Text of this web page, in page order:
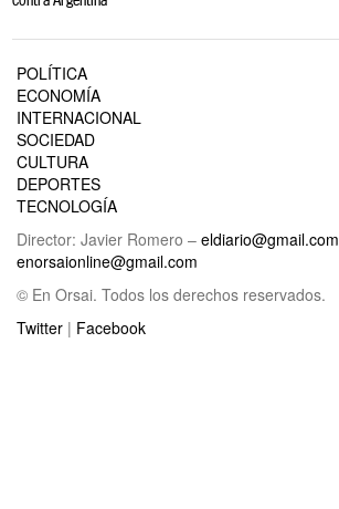
POLÍTICA
ECONOMÍA
INTERNACIONAL
SOCIEDAD
CULTURA
DEPORTES
TECNOLOGÍA
Director: Javier Romero – eldiario@gmail.com
enorsaionline@gmail.com
© En Orsai. Todos los derechos reservados.
Twitter | Facebook